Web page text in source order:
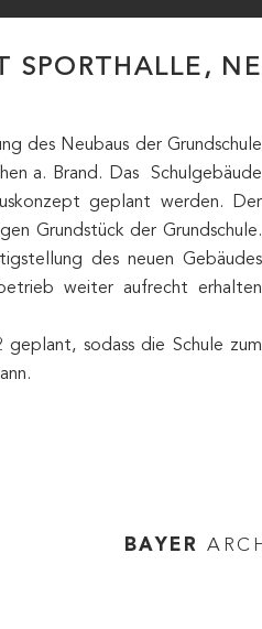
SPORTHALLE,
des Neubaus der Grundschule
a. Brand. Das Schulgebäude
geplant werden. Der
Grundstück der Grundschule.
des neuen Gebäudes
weiter aufrecht erhalten
sodass die Schule zum
BAYER